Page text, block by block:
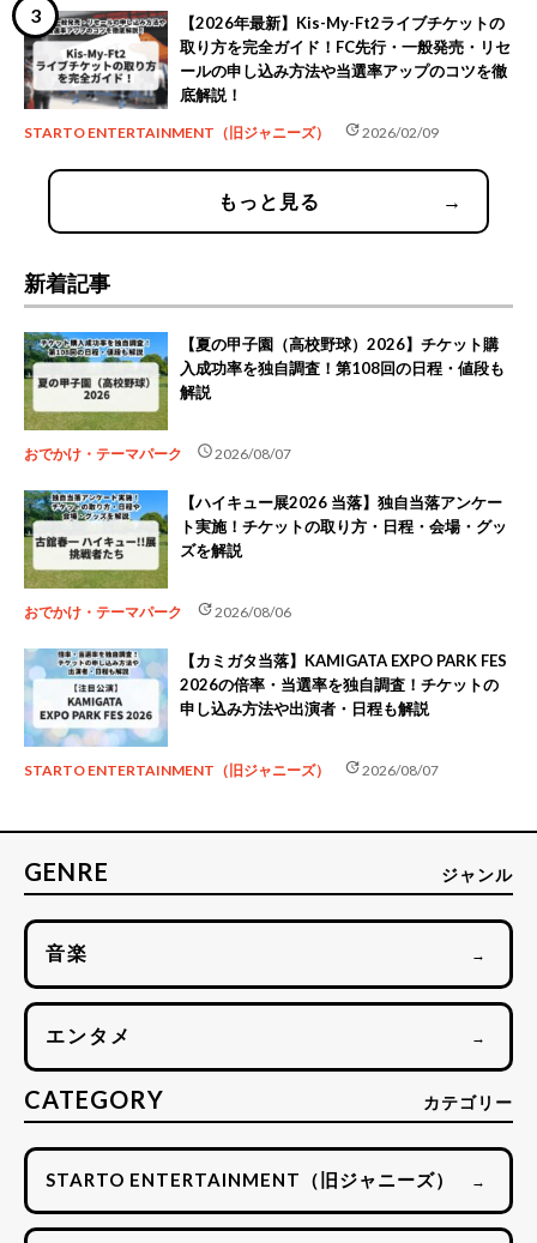
【2026年最新】Kis-My-Ft2ライブチケットの
取り方を完全ガイド！FC先行・一般発売・リセ
ールの申し込み方法や当選率アップのコツを徹
底解説！
STARTO ENTERTAINMENT（旧ジャニーズ） update2026/02/09
もっと見る →
新着記事
【夏の甲子園（高校野球）2026】チケット購
入成功率を独自調査！第108回の日程・値段も
解説
おでかけ・テーマパーク schedule2026/08/07
【ハイキュー展2026 当落】独自当落アンケー
ト実施！チケットの取り方・日程・会場・グッ
ズを解説
おでかけ・テーマパーク update2026/08/06
【カミガタ当落】KAMIGATA EXPO PARK FES
2026の倍率・当選率を独自調査！チケットの
申し込み方法や出演者・日程も解説
STARTO ENTERTAINMENT（旧ジャニーズ） update2026/08/07
GENRE ジャンル
音楽 →
エンタメ →
CATEGORY カテゴリー
STARTO ENTERTAINMENT（旧ジャニーズ） →